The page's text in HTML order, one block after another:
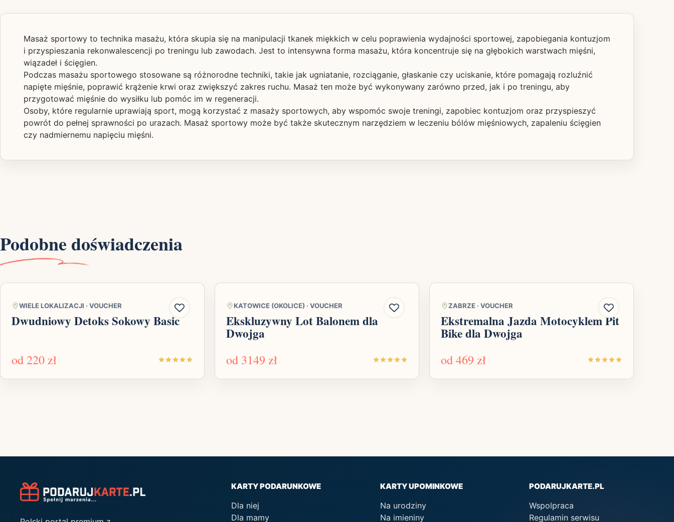
Masaż sportowy to technika masażu, która skupia się na manipulacji tkanek miękkich w celu poprawienia wydajności sportowej, zapobiegania kontuzjom
i przyspieszania rekonwalescencji po treningu lub zawodach. Jest to intensywna forma masażu, która koncentruje się na głębokich warstwach mięśni,
wiązadeł i ścięgien.
Podczas masażu sportowego stosowane są różnorodne techniki, takie jak ugniatanie, rozciąganie, głaskanie czy uciskanie, które pomagają rozluźnić
napięte mięśnie, poprawić krążenie krwi oraz zwiększyć zakres ruchu. Masaż ten może być wykonywany zarówno przed, jak i po treningu, aby
przygotować mięśnie do wysiłku lub pomóc im w regeneracji.
Osoby, które regularnie uprawiają sport, mogą korzystać z masaży sportowych, aby wspomóc swoje treningi, zapobiec kontuzjom oraz przyspieszyć
powrót do pełnej sprawności po urazach. Masaż sportowy może być także skutecznym narzędziem w leczeniu bólów mięśniowych, zapaleniu ścięgien
czy nadmiernemu napięciu mięśni.
Podobne doświadczenia
WIELE LOKALIZACJI · VOUCHER
Dwudniowy Detoks Sokowy Basic
od 220 zł
KATOWICE (OKOLICE) · VOUCHER
Ekskluzywny Lot Balonem dla
Dwojga
od 3149 zł
ZABRZE · VOUCHER
Ekstremalna Jazda Motocyklem Pit
Bike dla Dwojga
od469 zł
KARTY PODARUNKOWE
Dla niej
Dla mamy
KARTY UPOMINKOWE
Na urodziny
Na imieniny
PODARUJKARTE.PL
Wspolpraca
Regulamin serwisu